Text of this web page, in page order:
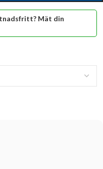
Mät din